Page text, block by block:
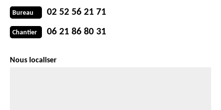
Bureau 02 52 56 21 71
Chantier 06 21 86 80 31
Nous localiser